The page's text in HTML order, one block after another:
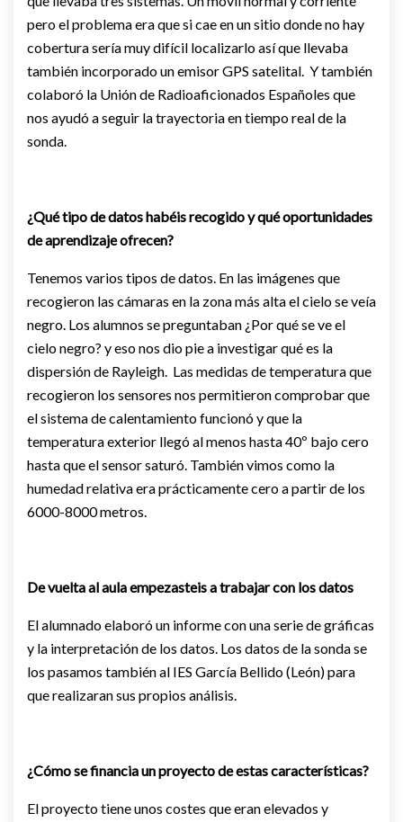
pero el problema era que si cae en un sitio donde no hay
cobertura sería muy difícil localizarlo así que llevaba
también incorporado un emisor GPS satelital. Y también
colaboró la Unión de Radioaficionados Españoles que
nos ayudó a seguir la trayectoria en tiempo real de la
sonda.
¿Qué tipo de datos habéis recogido y qué oportunidades
de aprendizaje ofrecen?
Tenemos varios tipos de datos. En las imágenes que
recogieron las cámaras en la zona más alta el cielo se veía
negro. Los alumnos se preguntaban ¿Por qué se ve el
cielo negro? y eso nos dio pie a investigar qué es la
dispersión de Rayleigh. Las medidas de temperatura que
recogieron los sensores nos permitieron comprobar que
el sistema de calentamiento funcionó y que la
temperatura exterior llegó al menos hasta 40º bajo cero
hasta que el sensor saturó. También vimos como la
humedad relativa era prácticamente cero a partir de los
6000-8000 metros.
De vuelta al aula empezasteis a trabajar con los datos
El alumnado elaboró un informe con una serie de gráficas
y la interpretación de los datos. Los datos de la sonda se
los pasamos también al IES García Bellido (León) para
que realizaran sus propios análisis.
¿Cómo se financia un proyecto de estas características?
El proyecto tiene unos costes que eran elevados y